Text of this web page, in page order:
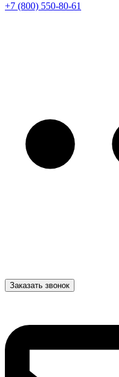
+7 (800) 550-80-61
Заказать звонок